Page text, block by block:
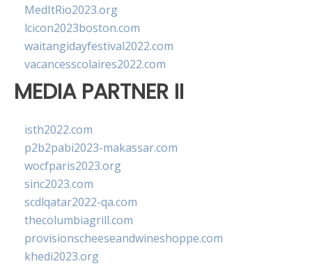
MedItRio2023.org
lcicon2023boston.com
waitangidayfestival2022.com
vacancesscolaires2022.com
MEDIA PARTNER II
isth2022.com
p2b2pabi2023-makassar.com
wocfparis2023.org
sinc2023.com
scdlqatar2022-qa.com
thecolumbiagrill.com
provisionscheeseandwineshoppe.com
khedi2023.org